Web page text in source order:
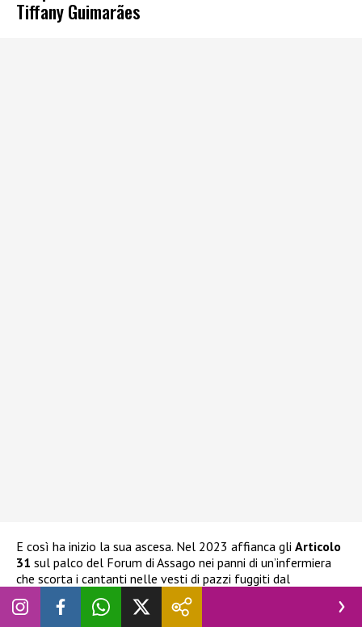
Tiffany Guimarães
E così ha inizio la sua ascesa. Nel 2023 affianca gli Articolo
31 sul palco del Forum di Assago nei panni di un’infermiera
che scorta i cantanti nelle vesti di pazzi fuggiti dal
manicomio, seguendoli poi per l’intero tour di due settimane.
Oggi fa parte del corpo di ballo della nota discoteca